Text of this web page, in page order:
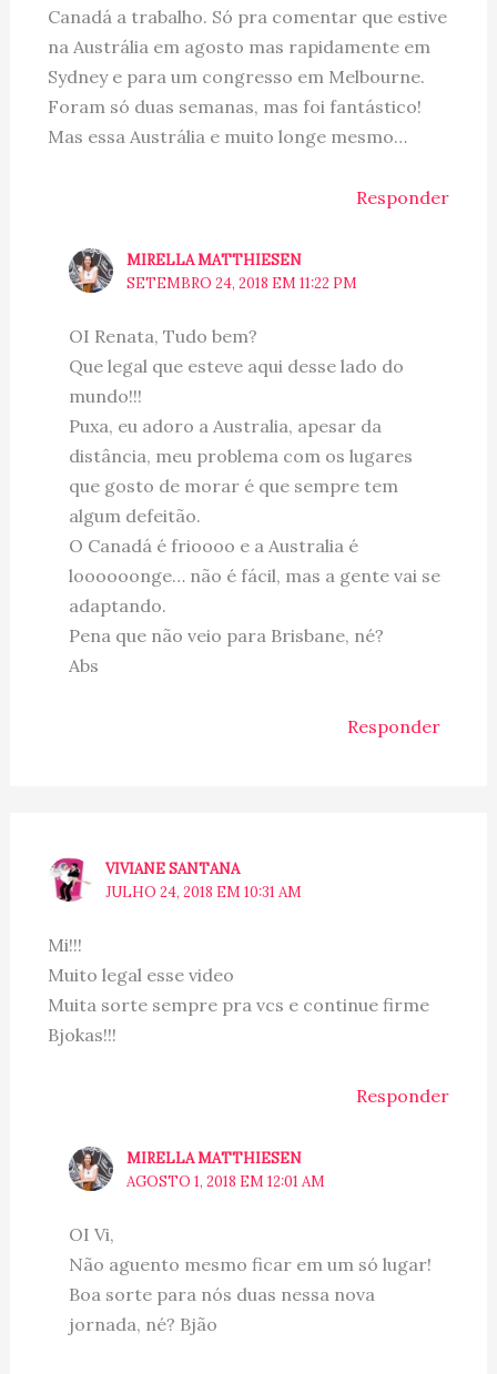
Canadá a trabalho. Só pra comentar que estive
na Austrália em agosto mas rapidamente em
Sydney e para um congresso em Melbourne.
Foram só duas semanas, mas foi fantástico!
Mas essa Austrália e muito longe mesmo…
Responder
MIRELLA MATTHIESEN
SETEMBRO 24, 2018 EM 11:22 PM
OI Renata, Tudo bem?
Que legal que esteve aqui desse lado do
mundo!!!
Puxa, eu adoro a Australia, apesar da
distância, meu problema com os lugares
que gosto de morar é que sempre tem
algum defeitão.
O Canadá é frioooo e a Australia é
loooooonge… não é fácil, mas a gente vai se
adaptando.
Pena que não veio para Brisbane, né?
Abs
Responder
VIVIANE SANTANA
JULHO 24, 2018 EM 10:31 AM
Mi!!!
Muito legal esse video
Muita sorte sempre pra vcs e continue firme
Bjokas!!!
Responder
MIRELLA MATTHIESEN
AGOSTO 1, 2018 EM 12:01 AM
OI Vi,
Não aguento mesmo ficar em um só lugar!
Boa sorte para nós duas nessa nova
jornada, né? Bjão